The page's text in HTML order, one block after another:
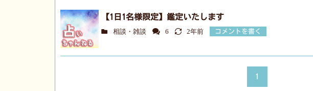
【1日1名様限定】鑑定いたします
相談・雑談 6 2年前 コメントを書く
1